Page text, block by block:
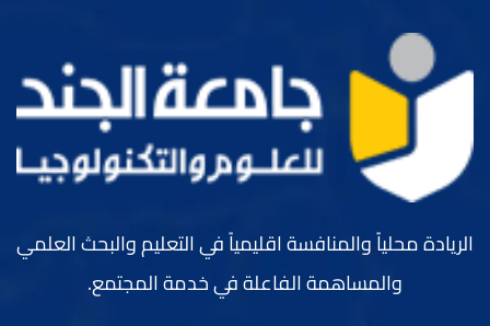
الريادة محلياً والمنافسة اقليمياً في التعليم والبحث العلمي
والمساهمة الفاعلة في خدمة المجتمع.